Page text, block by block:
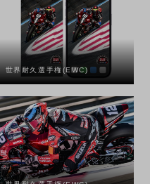
世界耐久選手権(EWC)